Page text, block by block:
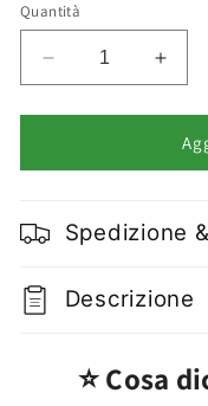
Quantità
Diminuisci
quantità
per
Sorgente
Crema
Anticellulite
per
Spedizione
Descrizione
⭐ Cosa